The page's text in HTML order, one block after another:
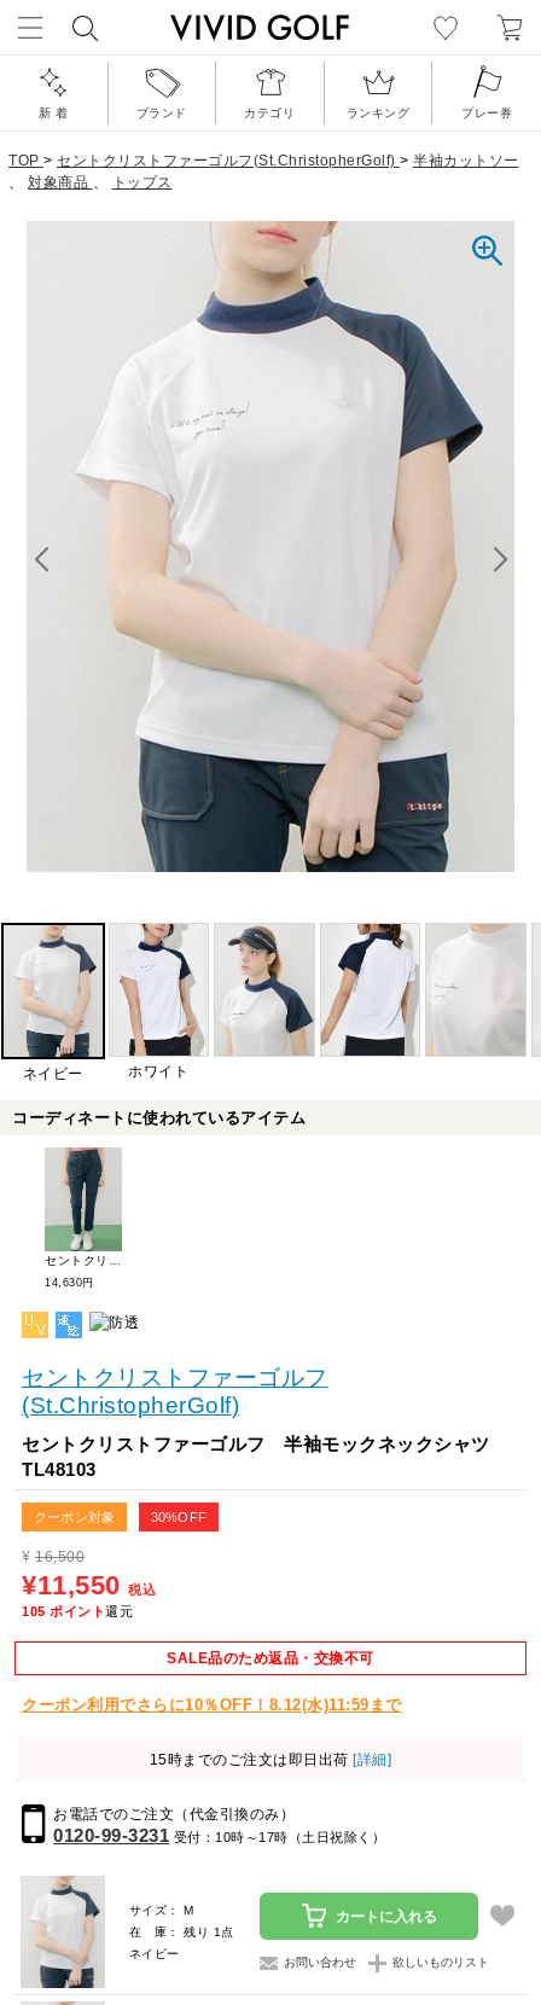
新 着 ブランド カテゴリ ランキング プレー券
TOP > セントクリストファーゴルフ(St.ChristopherGolf) > 半袖カットソー
、 対象商品 、 トップス
ネイビー ホワイト
コーディネートに使われているアイテム
14,630円
セントクリストファーゴルフ
(St.ChristopherGolf)
セントクリストファーゴルフ 半袖モックネックシャツ
TL48103
クーポン対象 30%OFF
¥ 16,500
¥11,550 税込
105 ポイント還元
SALE品のため返品・交換不可
クーポン利用でさらに10％OFF！8.12(水)11:59まで
15時までのご注文は即日出荷 [詳細]
お電話でのご注文（代金引換のみ）
0120-99-3231 受付：10時～17時（土日祝除く）
サイズ： M
在 庫： 残り 1点
ネイビー
カートに入れる
お問い合わせ 欲しいものリスト